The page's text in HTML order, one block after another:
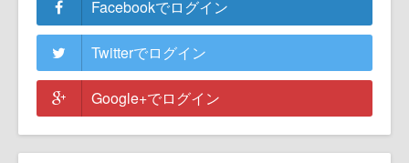
Facebookでログイン
Twitterでログイン
Google+でログイン